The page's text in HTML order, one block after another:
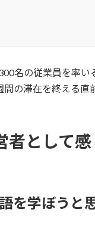
名の従業員を率
の滞在を終える直
者として
を学ぼうと